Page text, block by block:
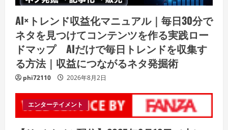
AI×トレンド収益化マニュアル｜毎日30分で
ネタを見つけてコンテンツを作る実践ロー
ドマップ AIだけで毎日トレンドを収集す
る方法｜収益につながるネタ発掘術
phi72110 2026年8月2日
エンターテイメント